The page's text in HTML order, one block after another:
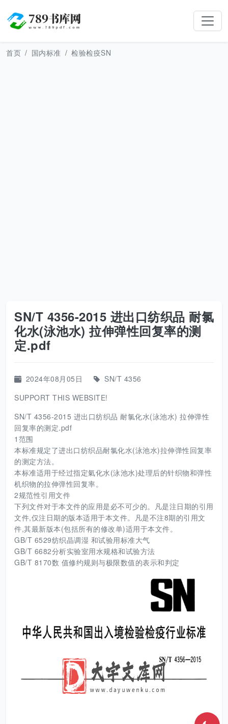
首页 国内标准 检验检疫SN
SN/T 4356-2015 进出口纺织品 耐氯
化水(泳池水) 拉伸弹性回复率的测
定.pdf
2024年08月05日
SN/T 4356
SUPPORT THIS WEBSITE!
SN/T 4356-2015 进出口纺织品 耐氯化水(泳池水) 拉伸弹性
回复率的测定.pdf
1范围
本标准规定了进出口纺织品耐氯化水(泳池水)拉伸弹性回复率
的测定方法。
本标准适用于经过指定氣化水(泳池水)处理后的针织物和弹性
机织物的拉伸弹性回复率。
2规范性引用文件
下列文件对于本文件的应用是必不可少的。凡是注日期的引用
文件,仅注日期的版本适用于本文件。凡是不注8期的引用文
件,其最新版本(包括所有的修改单)适用于本文件。
GB/T 6529纺织晶调湿 和试验用标准大气
GB/T 6682分析实验室用水规格和试验方法
GB/T 8170数 值修约规则与极限数值的表示和判定